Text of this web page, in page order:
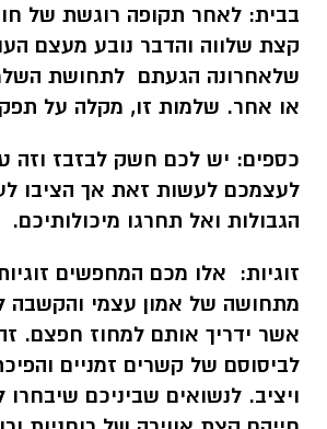
בבית: לאחר תקופה רוגשת של
קצת שלווה והדבר נובע מעצם
שלאחרונה הגעתם לתחושת
או אחר. שלמות זו, מקלה על
כספים: יש לכם חשק לבזבז וזה
לעצמכם לעשות זאת אך הציבו
הגבולות ואל תחרגו מיכולותיכם.
זוגיות: אלו מכם המחפשים
מתחושה של אמון עצמי והקשבה
אשר ידריך אותם למחוז חפצם.
לביסוסם של קשרים זמניים
ויציב. לנשואים שביניכם